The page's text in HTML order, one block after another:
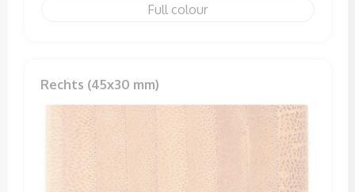
Full colour
Rechts (45x30 mm)